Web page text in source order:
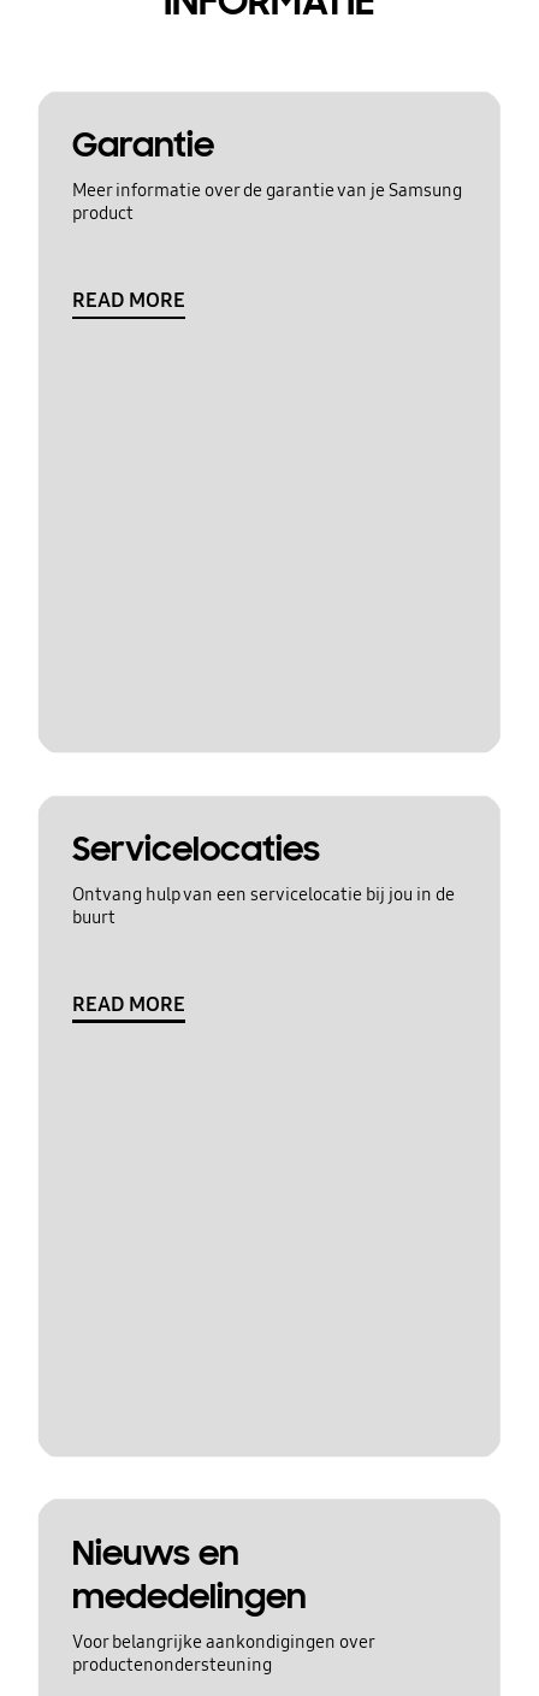
Garantie
Meer informatie over de garantie van je Samsung
product
READ MORE
Servicelocaties
Ontvang hulp van een servicelocatie bij jou in de
buurt
READ MORE
Nieuws en
mededelingen
Voor belangrijke aankondigingen over
productenondersteuning